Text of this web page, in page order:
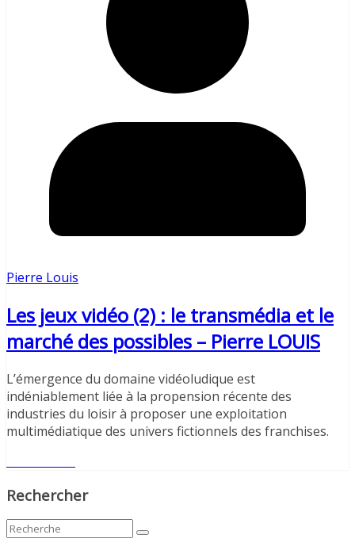
Pierre Louis
Les jeux vidéo (2) : le transmédia et le
marché des possibles – Pierre LOUIS
L’émergence du domaine vidéoludique est
indéniablement liée à la propension récente des
industries du loisir à proposer une exploitation
multimédiatique des univers fictionnels des franchises.
Rechercher